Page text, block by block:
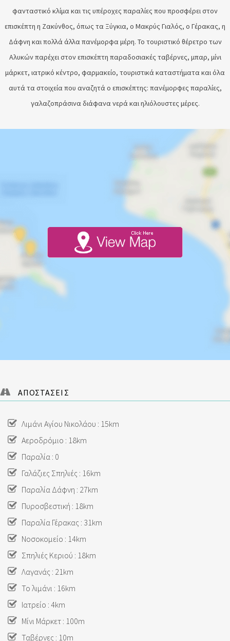
φανταστικό κλίμα και τις υπέροχες παραλίες που προσφέρει στον
επισκέπτη η Ζακύνθος, όπως τα Ξύγκια, ο Μακρύς Γιαλός, ο Γέρακας, η
Δάφνη και πολλά άλλα πανέμορφα μέρη. Το τουριστικό θέρετρο των
Αλυκών παρέχει στον επισκέπτη παραδοσιακές ταβέρνες, μπαρ, μίνι
μάρκετ, ιατρικό κέντρο, φαρμακείο, τουριστικά καταστήματα και όλα
αυτά τα στοιχεία που αναζητά ο επισκέπτης: πανέμορφες παραλίες,
γαλαζοπράσινα διάφανα νερά και ηλιόλουστες μέρες.
ΑΠΟΣΤΑΣΕΙΣ
Λιμάνι Αγίου Νικολάου : 15km
Αεροδρόμιο : 18km
Παραλία : 0
Γαλάζιες Σπηλιές : 16km
Παραλία Δάφνη : 27km
Πυροσβεστική : 18km
Παραλία Γέρακας : 31km
Νοσοκομείο : 14km
Σπηλιές Κεριού : 18km
Λαγανάς : 21km
Το λιμάνι : 16km
Ιατρείο : 4km
Μίνι Μάρκετ : 100m
Ταβέρνες : 10m